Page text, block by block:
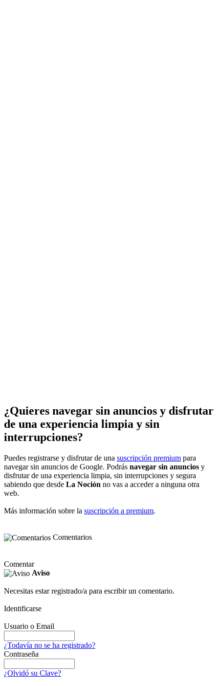
¿Quieres navegar sin anuncios y disfrutar
de una experiencia limpia y sin
interrupciones?
Puedes registrarse y disfrutar de una suscripción premium para
navegar sin anuncios de Google. Podrás navegar sin anuncios y
disfrutar de una experiencia limpia, sin interrupciones y segura
sabiendo que desde La Noción no vas a acceder a ninguna otra
web.
Más información sobre la suscripción a premium.
Comentarios
Comentar
Aviso
Necesitas estar registrado/a para escribir un comentario.
Identificarse
Usuario o Email
¿Todavía no se ha registrado?
Contraseña
¿Olvidó su Clave?